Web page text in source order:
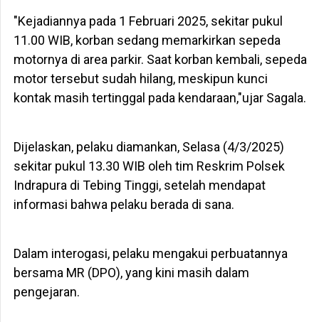
"Kejadiannya pada 1 Februari 2025, sekitar pukul
11.00 WIB, korban sedang memarkirkan sepeda
motornya di area parkir. Saat korban kembali, sepeda
motor tersebut sudah hilang, meskipun kunci
kontak masih tertinggal pada kendaraan,"ujar Sagala.
Dijelaskan, pelaku diamankan, Selasa (4/3/2025)
sekitar pukul 13.30 WIB oleh tim Reskrim Polsek
Indrapura di Tebing Tinggi, setelah mendapat
informasi bahwa pelaku berada di sana.
Dalam interogasi, pelaku mengakui perbuatannya
bersama MR (DPO), yang kini masih dalam
pengejaran.